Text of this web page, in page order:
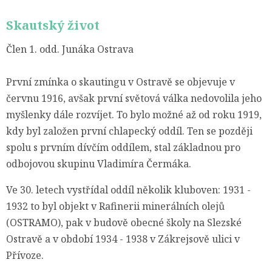
Skautský život
Člen 1. odd. Junáka Ostrava
První zmínka o skautingu v Ostravě se objevuje v
červnu 1916, avšak první světová válka nedovolila jeho
myšlenky dále rozvíjet. To bylo možné až od roku 1919,
kdy byl založen první chlapecký oddíl. Ten se později
spolu s prvním dívčím oddílem, stal základnou pro
odbojovou skupinu Vladimíra Čermáka.
Ve 30. letech vystřídal oddíl několik kluboven: 1931 -
1932 to byl objekt v Rafinerii minerálních olejů
(OSTRAMO), pak v budově obecné školy na Slezské
Ostravě a v období 1934 - 1938 v Zákrejsově ulici v
Přívoze.